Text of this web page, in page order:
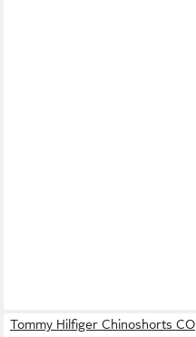
Tommy Hilfiger Chinoshorts CO